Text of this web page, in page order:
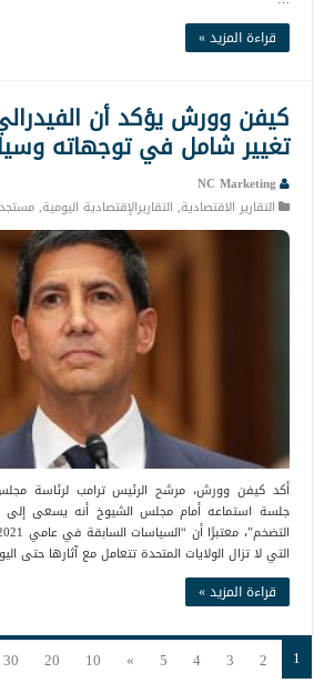
قراءة المزيد »
كيفن وورش يؤكد أن
تغيير شامل في توجهاته
NC Marketing
التقارير الاقتصادية, التقاريرالإقتصادية اليومية,
أكد كيفن وورش، مرشح الرئيس ترامب لرئاسة مجلس
جلسة استماعه أمام مجلس الشيوخ أنه يسعى إلى
التي لا تزال الولايات المتحدة تتعامل مع آثارها
قراءة المزيد »
1
2
3
4
5
»
10
20
30